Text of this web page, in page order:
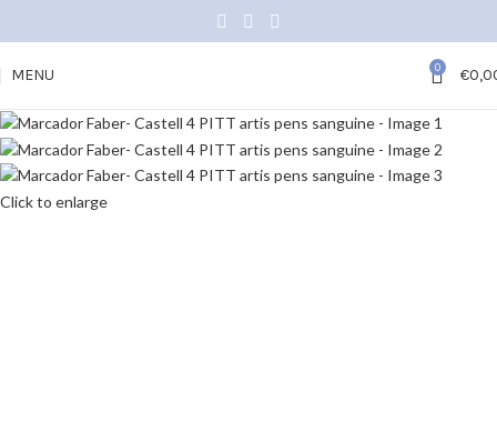
MENU 0 €
Click to enlarge